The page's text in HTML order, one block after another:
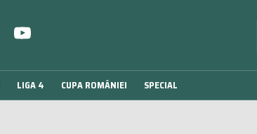
LIGA 4 CUPA ROMÂNIEI SPECIAL